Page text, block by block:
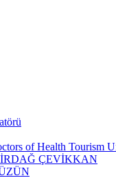
of Health Tourism
ÇEVİKKAN